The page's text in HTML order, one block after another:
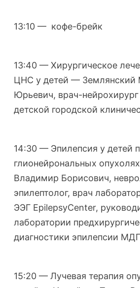
13:10 — кофе-брейк
13:40 — Хирургическое
ЦНС у детей — Землянский
Юрьевич, врач-
детской городской
14:30 — Эпилепсия у детей
глионейрональных
Владимир Борисович,
эпилептолог, врач
ЭЭГ EpilepsyCenter,
лаборатории
диагностики эпилепсии
15:20 — Лучевая терапия